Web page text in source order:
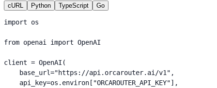
cURL Python TypeScript Go
import os
from openai import OpenAI
client = OpenAI(
    base_url="https://api.orcarouter.ai/v1",
    api_key=os.environ["ORCAROUTER_API_KEY"],